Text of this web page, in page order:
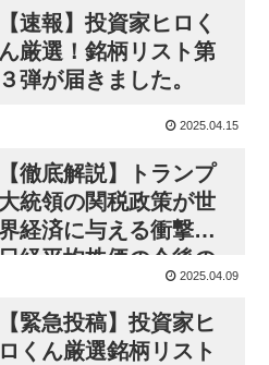
説！
【速報】投資家ヒロく
ん厳選！銘柄リスト第
３弾が届きました。
2025.04.15
【徹底解説】トランプ
大統領の関税政策が世
経済に与える衝撃と
日経平均株価の今後の
展望：株式投資家向け
投資戦略レポート
2025.04.09
【緊急投稿】投資家ヒ
ロくん厳選銘柄リスト